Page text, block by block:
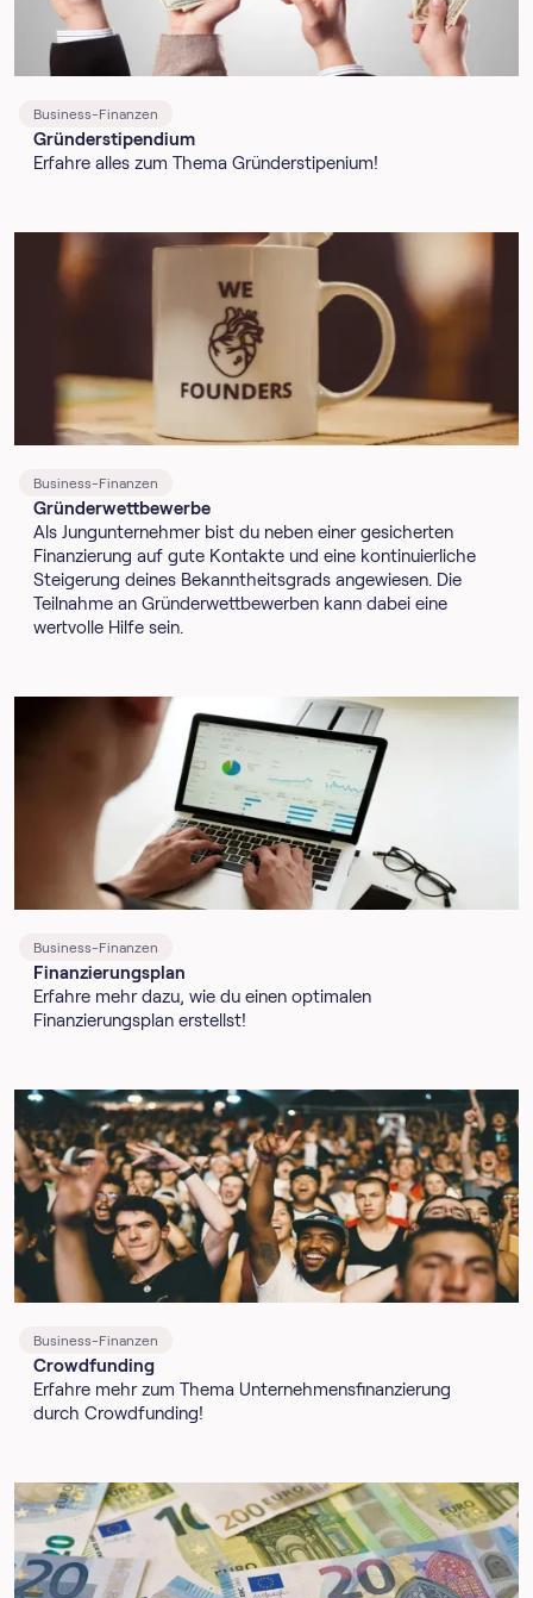
Business-Finanzen
Gründerstipendium
Erfahre alles zum Thema Gründerstipenium!
Business-Finanzen
Gründerwettbewerbe
Als Jungunternehmer bist du neben einer gesicherten
Finanzierung auf gute Kontakte und eine kontinuierliche
Steigerung deines Bekanntheitsgrads angewiesen. Die
Teilnahme an Gründerwettbewerben kann dabei eine
wertvolle Hilfe sein.
Business-Finanzen
Finanzierungsplan
Erfahre mehr dazu, wie du einen optimalen
Finanzierungsplan erstellst!
Business-Finanzen
Crowdfunding
Erfahre mehr zum Thema Unternehmensfinanzierung
durch Crowdfunding!